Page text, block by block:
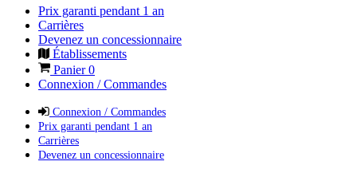
Prix garanti pendant 1 an
Carrières
Devenez un concessionnaire
Établissements
Panier0
Connexion / Commandes
Connexion / Commandes
Prix garanti pendant 1 an
Carrières
Devenez un concessionnaire